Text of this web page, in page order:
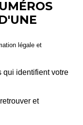
légale et
qui identifient votre
et